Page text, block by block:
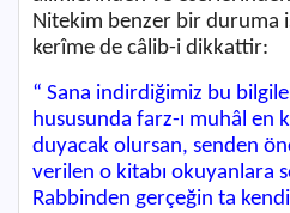
Nitekim benzer bir duruma
kerîme de câlib-i dikkattir:
“ Sana indirdiğimiz bu
hususunda farz-ı muhâl en
duyacak olursan, senden
verilen o kitabı okuyanlara
Rabbinden gerçeğin ta